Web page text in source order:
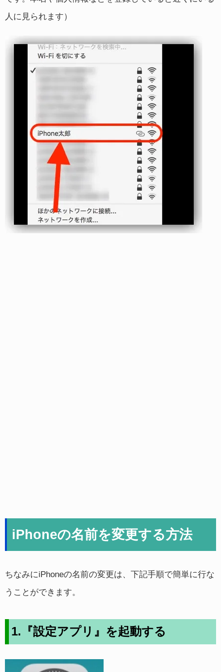
人に見られます）
iPhoneの名前を変更する方法
ちなみにiPhoneの名前の変更は、下記手順で簡単に行な
うことができます。
1.『設定アプリ』を起動する